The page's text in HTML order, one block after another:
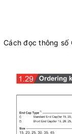
Cách đọc thông số